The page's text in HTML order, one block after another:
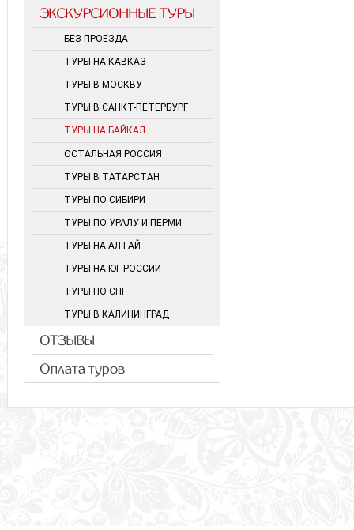
ЭКСКУРСИОННЫЕ ТУРЫ
БЕЗ ПРОЕЗДА
ТУРЫ НА КАВКАЗ
ТУРЫ В МОСКВУ
ТУРЫ В САНКТ-ПЕТЕРБУРГ
ТУРЫ НА БАЙКАЛ
ОСТАЛЬНАЯ РОССИЯ
ТУРЫ В ТАТАРСТАН
ТУРЫ ПО СИБИРИ
ТУРЫ ПО УРАЛУ И ПЕРМИ
ТУРЫ НА АЛТАЙ
ТУРЫ НА ЮГ РОССИИ
ТУРЫ ПО СНГ
ТУРЫ В КАЛИНИНГРАД
ОТЗЫВЫ
Оплата туров